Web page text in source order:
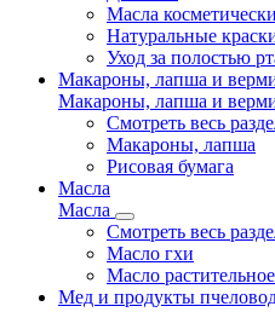
Масла
Натуральные
Уход за полостью
Макароны, лапша и
Макароны, лапша и
Смотреть весь
Макароны, лапша
Рисовая бумага
Масла
Масла
Смотреть весь
Масло гхи
Масло растительное
Мед и продукты